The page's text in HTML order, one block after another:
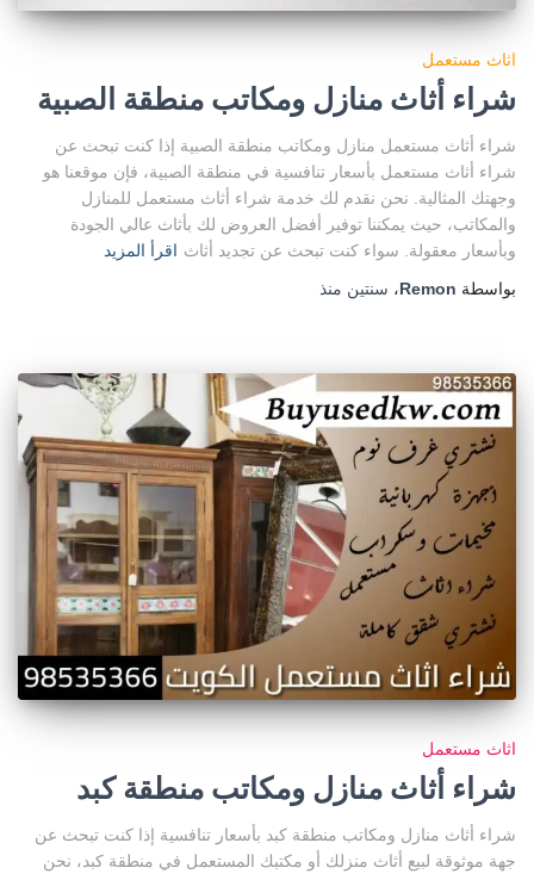
اثاث مستعمل
شراء أثاث منازل ومكاتب منطقة الصبية
شراء أثاث مستعمل منازل ومكاتب منطقة الصبية إذا كنت تبحث عن
شراء أثاث مستعمل بأسعار تنافسية في منطقة الصبية، فإن موقعنا هو
وجهتك المثالية. نحن نقدم لك خدمة شراء أثاث مستعمل للمنازل
والمكاتب، حيث يمكننا توفير أفضل العروض لك بأثاث عالي الجودة
وبأسعار معقولة. سواء كنت تبحث عن تجديد أثاث اقرأ المزيد
بواسطة Remon، سنتين منذ
اثاث مستعمل
شراء أثاث منازل ومكاتب منطقة كبد
شراء أثاث منازل ومكاتب منطقة كبد بأسعار تنافسية إذا كنت تبحث عن
جهة موثوقة لبيع أثاث منزلك أو مكتبك المستعمل في منطقة كبد، نحن